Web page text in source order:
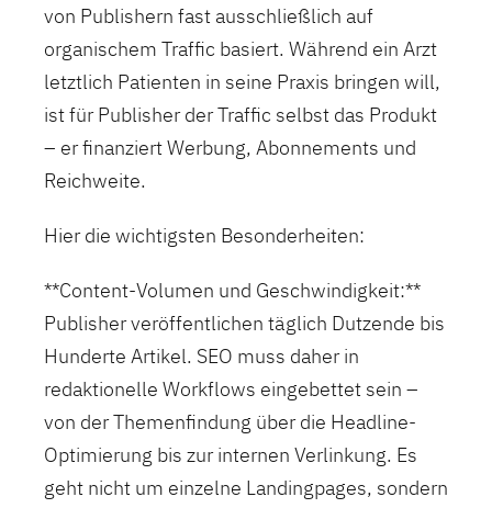
von Publishern fast ausschließlich auf
organischem Traffic basiert. Während ein Arzt
letztlich Patienten in seine Praxis bringen will,
ist für Publisher der Traffic selbst das Produkt
– er finanziert Werbung, Abonnements und
Reichweite.
Hier die wichtigsten Besonderheiten:
**Content-Volumen und Geschwindigkeit:**
Publisher veröffentlichen täglich Dutzende bis
Hunderte Artikel. SEO muss daher in
redaktionelle Workflows eingebettet sein –
von der Themenfindung über die Headline-
Optimierung bis zur internen Verlinkung. Es
geht nicht um einzelne Landingpages, sondern